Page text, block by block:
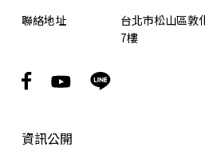
聯絡地址
台北市松山區敦
7樓
資訊公開